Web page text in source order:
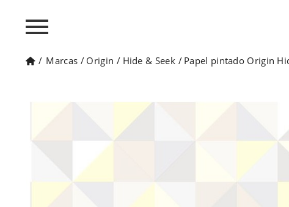
/ Marcas / Origin / Hide & Seek / Papel pintado Origin